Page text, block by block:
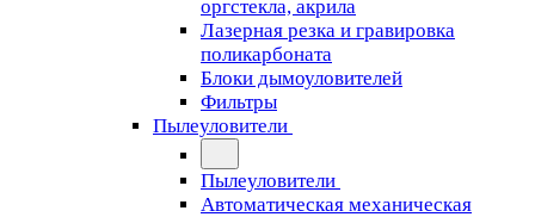
оргстекла, акрила
Лазерная резка и гравировка
поликарбоната
Блоки дымоуловителей
Фильтры
Пылеуловители
Пылеуловители
Автоматическая механическая